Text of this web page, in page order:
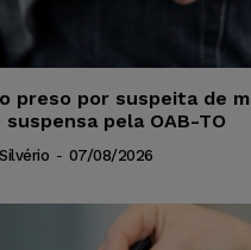
preso por suspeita de
suspensa pela OAB-TO
- 07/08/2026